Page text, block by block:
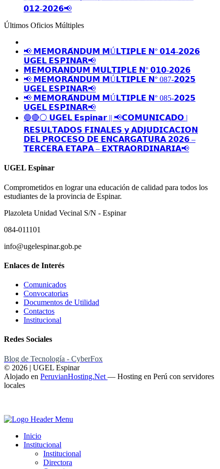
𝟬𝟭𝟮-𝟮𝟬𝟮𝟲📢
Últimos Oficios Múltiples
📢 𝗠𝗘𝗠𝗢𝗥𝗔́𝗡𝗗𝗨𝗠 𝗠Ú𝗟𝗧𝗜𝗣𝗟𝗘 𝗡° 𝟬𝟭𝟰-𝟮𝟬𝟮𝟲
𝗨𝗚𝗘𝗟 𝗘𝗦𝗣𝗜𝗡𝗔𝗥📢
𝗠𝗘𝗠𝗢𝗥𝗔𝗡𝗗𝗨𝗠 𝗠𝗨𝗟𝗧𝗜𝗣𝗟𝗘 𝗡° 𝟬𝟭𝟬-𝟮𝟬𝟮𝟲
📢 𝗠𝗘𝗠𝗢𝗥𝗔́𝗡𝗗𝗨𝗠 𝗠Ú𝗟𝗧𝗜𝗣𝗟𝗘 𝗡° 087-𝟮𝟬𝟮𝟱
𝗨𝗚𝗘𝗟 𝗘𝗦𝗣𝗜𝗡𝗔𝗥📢
📢 𝗠𝗘𝗠𝗢𝗥𝗔́𝗡𝗗𝗨𝗠 𝗠Ú𝗟𝗧𝗜𝗣𝗟𝗘 𝗡° 085-𝟮𝟬𝟮𝟱
𝗨𝗚𝗘𝗟 𝗘𝗦𝗣𝗜𝗡𝗔𝗥📢
🔵🔴⚪️ 𝗨𝗚𝗘𝗟 𝗘𝘀𝗽𝗶𝗻𝗮𝗿 || 📢𝗖𝗢𝗠𝗨𝗡𝗜𝗖𝗔𝗗𝗢 |
𝗥𝗘𝗦𝗨𝗟𝗧𝗔𝗗𝗢𝗦 𝗙𝗜𝗡𝗔𝗟𝗘𝗦 𝘆 𝗔𝗗𝗝𝗨𝗗𝗜𝗖𝗔𝗖𝗜𝗢𝗡
𝗗𝗘𝗟 𝗣𝗥𝗢𝗖𝗘𝗦𝗢 𝗗𝗘 𝗘𝗡𝗖𝗔𝗥𝗚𝗔𝗧𝗨𝗥𝗔 𝟮𝟬𝟮𝟲 –
𝗧𝗘𝗥𝗖𝗘𝗥𝗔 𝗘𝗧𝗔𝗣𝗔 – 𝗘𝗫𝗧𝗥𝗔𝗢𝗥𝗗𝗜𝗡𝗔𝗥𝗜𝗔📢
UGEL Espinar
Comprometidos en lograr una educación de calidad para todos los
estudiantes de la provincia de Espinar.
Plazoleta Unidad Vecinal S/N - Espinar
084-011101
info@ugelespinar.gob.pe
Enlaces de Interés
Comunicados
Convocatorias
Documentos de Utilidad
Contactos
Institucional
Redes Sociales
Blog de Tecnología - CyberFox
© 2026 | UGEL Espinar
Alojado en PeruvianHosting.Net — Hosting en Perú con servidores
locales
Inicio
Institucional
Institucional
Directora